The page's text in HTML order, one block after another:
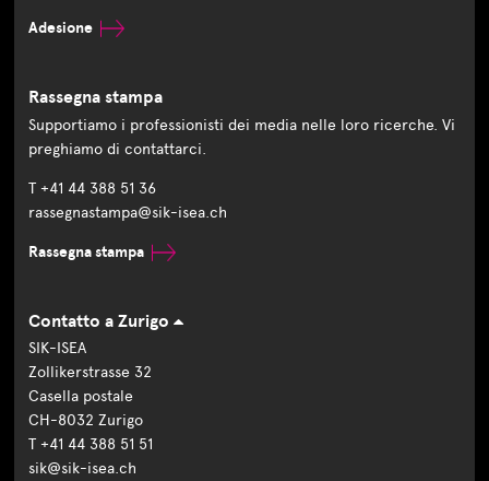
Adesione
Rassegna stampa
Supportiamo i professionisti dei media nelle loro ricerche. Vi
preghiamo di contattarci.
T +41 44 388 51 36
rassegnastampa@sik-isea.ch
Rassegna stampa
Contatto a Zurigo
SIK-ISEA
Zollikerstrasse 32
Casella postale
CH-8032 Zurigo
T +41 44 388 51 51
sik@sik-isea.ch